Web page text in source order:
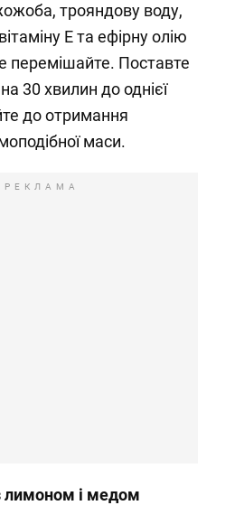
трояндову воду,
Е та ефірну олію
перемішайте. Поставте
30 хвилин до однієї
до отримання
маси.
РЕКЛАМА
лимоном і медом